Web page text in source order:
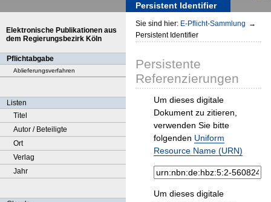
Persistent Identifier
Elektronische Publikationen aus
dem Regierungsbezirk Köln
Pflichtabgabe
Ablieferungsverfahren
Listen
Titel
Autor / Beteiligte
Ort
Verlag
Jahr
Sie sind hier: E-Pflicht-Sammlung →
Persistent Identifier
Persistente
Referenzierungen
Um dieses digitale
Dokument zu zitieren,
verwenden Sie bitte
folgenden Uniform
Resource Name (URN)
Um dieses digitale